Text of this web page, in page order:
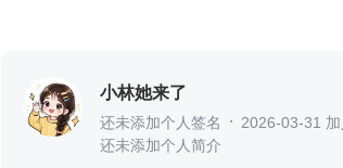
小林她来了
还未添加个人签名
2026-03-31 加
还未添加个人简介